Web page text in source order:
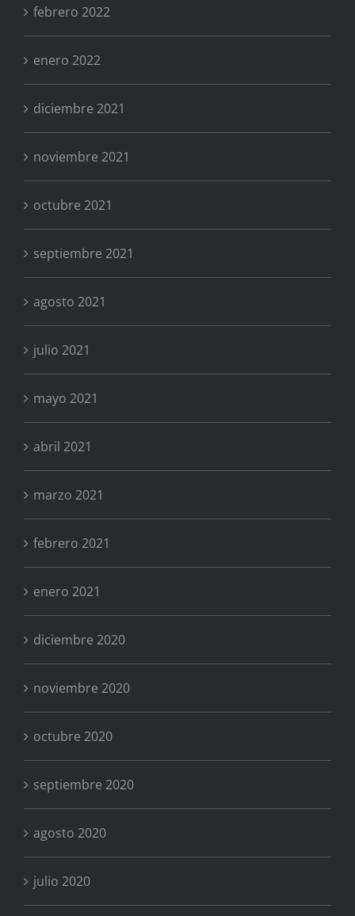
febrero 2022
enero 2022
diciembre 2021
noviembre 2021
octubre 2021
septiembre 2021
agosto 2021
julio 2021
mayo 2021
abril 2021
marzo 2021
febrero 2021
enero 2021
diciembre 2020
noviembre 2020
octubre 2020
septiembre 2020
agosto 2020
julio 2020